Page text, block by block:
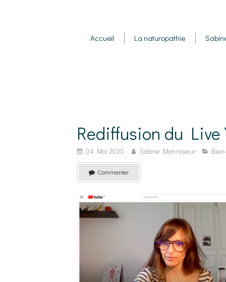
Accueil La naturopathie
Rediffusion du Live
04 Mai 2020 Sabine Monnoyeur
Commenter